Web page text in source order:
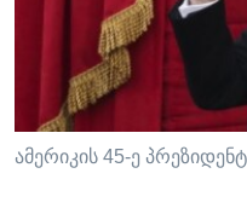
ᲡᲢᲣᲓᲘᲐ ᲕᲐᲨᲘᲜᲒᲢᲝᲜᲘ
ᲔᲙᲝᲜᲝᲛᲘᲙᲐ
ᲯᲐᲜᲛᲠᲗᲔᲚᲝᲑᲐ
ᲛᲔᲪᲜᲘᲔᲠᲔᲑᲐ
ᲘᲜᲢᲔᲠᲕᲘᲣ
Learning English
ᲗᲕᲐᲚᲘ ᲒᲕᲐᲓᲔᲕᲜᲔᲗ
ამერიკის 45-ე